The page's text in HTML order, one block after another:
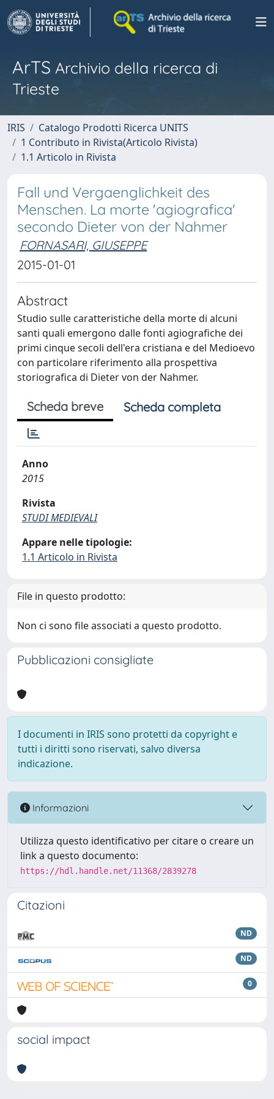
ArTS Archivio della ricerca di
Trieste
IRIS
Catalogo Prodotti Ricerca UNITS
1 Contributo in Rivista(Articolo Rivista)
1.1 Articolo in Rivista
Fall und Vergaenglichkeit des
Menschen. La morte 'agiografica'
secondo Dieter von der Nahmer
FORNASARI, GIUSEPPE
2015-01-01
Abstract
Studio sulle caratteristiche della morte di alcuni
santi quali emergono dalle fonti agiografiche dei
primi cinque secoli dell'era cristiana e del Medioevo
con particolare riferimento alla prospettiva
storiografica di Dieter von der Nahmer.
Scheda breve Scheda completa
Anno
2015
Rivista
STUDI MEDIEVALI
Appare nelle tipologie:
1.1 Articolo in Rivista
File in questo prodotto:
Non ci sono file associati a questo prodotto.
Pubblicazioni consigliate
I documenti in IRIS sono protetti da copyright e
tutti i diritti sono riservati, salvo diversa
indicazione.
Informazioni
Utilizza questo identificativo per citare o creare un
link a questo documento:
https://hdl.handle.net/11368/2839278
Citazioni
ND
ND
0
social impact